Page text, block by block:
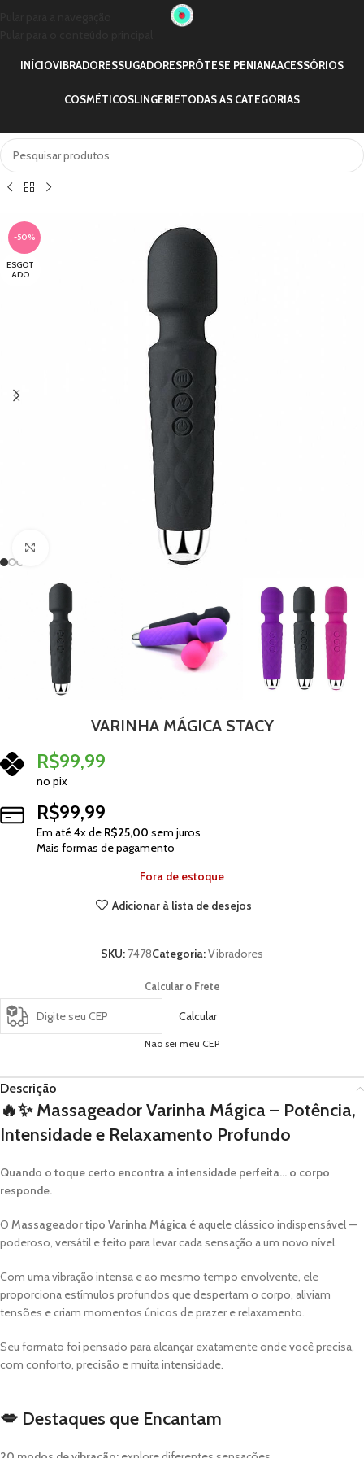
INÍCIOVIBRADORESSUGADORESPRÓTESE PENIANAACESSÓRIOS
COSMÉTICOSLINGERIETODAS AS CATEGORIAS
-50%
ESGOT
ADO
VARINHA MÁGICA STACY
R$99,99
no pix
R$99,99
Em até4x de R$25,00 sem juros
Mais formas de pagamento
Fora de estoque
Adicionar à lista de desejos
SKU: 7478Categoria:Vibradores
Calcular o Frete
Calcular
Não sei meu CEP
Descrição
🔥✨Massageador Varinha Mágica – Potência,
Intensidade e Relaxamento Profundo
Quando o toque certo encontra a intensidade perfeita… o corpo
responde.
O Massageador tipo Varinha Mágica é aquele clássico indispensável —
poderoso, versátil e feito para levar cada sensação a um novo nível.
Com uma vibração intensa e ao mesmo tempo envolvente, ele
proporciona estímulos profundos que despertam o corpo, aliviam
tensões e criam momentos únicos de prazer e relaxamento.
Seu formato foi pensado para alcançar exatamente onde você precisa,
com conforto, precisão e muita intensidade.
💋 Destaques que Encantam